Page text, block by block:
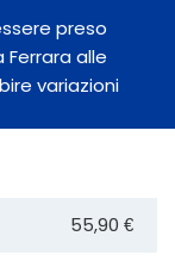
preso
Ferrara alle
variazioni
55,90 €